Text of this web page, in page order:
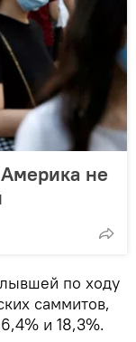
не
по ходу
саммитов,
и 18,3%.